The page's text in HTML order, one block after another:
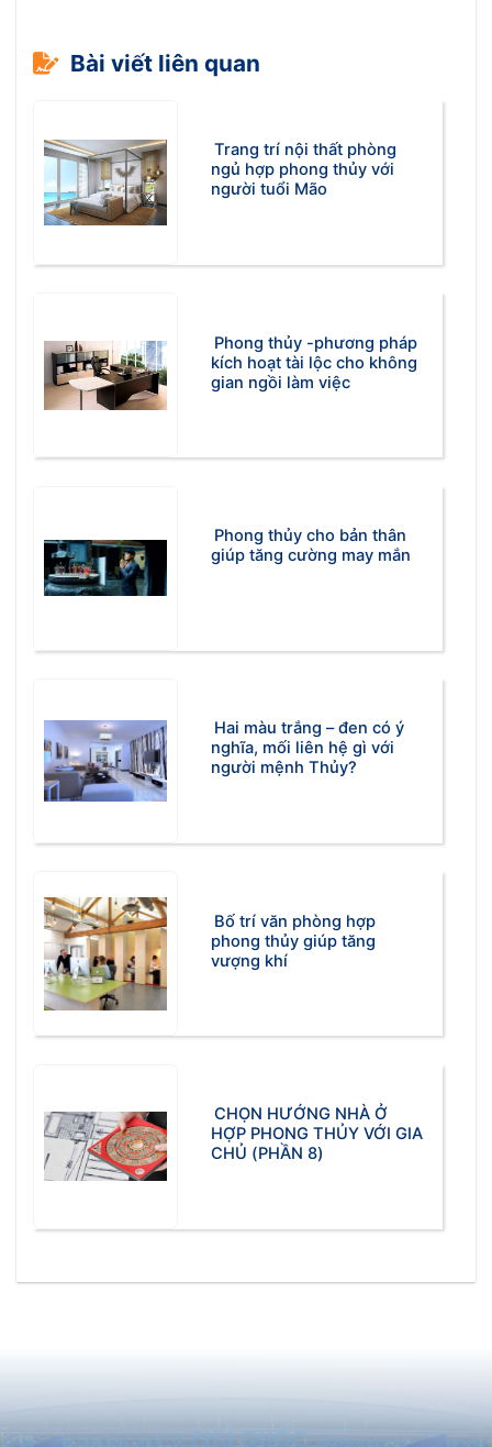
Bài viết liên quan
Trang trí nội thất phòng
ngủ hợp phong thủy với
người tuổi Mão
Phong thủy -phương pháp
kích hoạt tài lộc cho không
gian ngồi làm việc
Phong thủy cho bản thân
giúp tăng cường may mắn
Hai màu trắng – đen có ý
nghĩa, mối liên hệ gì với
người mệnh Thủy?
Bố trí văn phòng hợp
phong thủy giúp tăng
vượng khí
CHỌN HƯỚNG NHÀ Ở
HỢP PHONG THỦY VỚI GIA
CHỦ (PHẦN 8)